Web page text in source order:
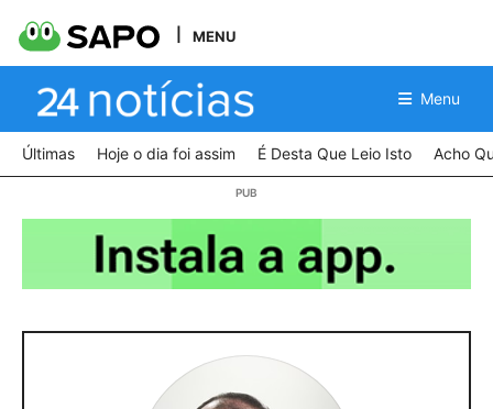
MENU
Menu
Últimas Hoje o dia foi assim É Desta Que Leio Isto Acho